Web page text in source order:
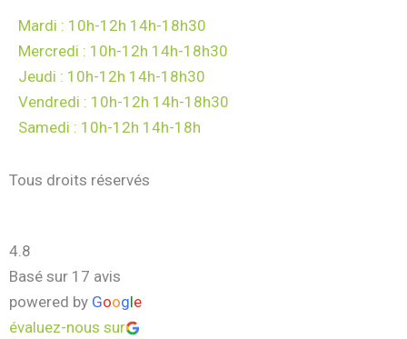
Mardi : 10h-12h 14h-18h30
Mercredi : 10h-12h 14h-18h30
Jeudi : 10h-12h 14h-18h30
Vendredi : 10h-12h 14h-18h30
Samedi : 10h-12h 14h-18h
Tous droits réservés
4.8
Basé sur 17 avis
powered by Google
évaluez-nous sur